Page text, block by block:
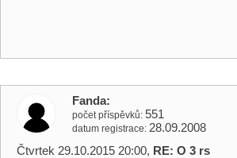
Fanda
počet příspěvků 551
datum registrace 28.09.2008
Čtvrtek 29.10.2015 20:00, RE: O 3 rs